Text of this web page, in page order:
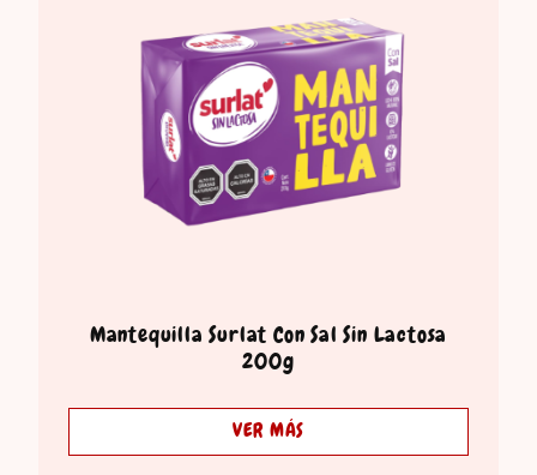
Mantequilla Surlat Con Sal Sin Lactosa
200g
VER MÁS